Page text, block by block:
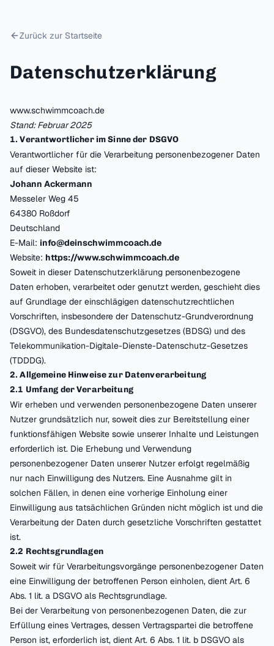
Zurück zur Startseite
Datenschutzerklärung
www.schwimmcoach.de
Stand: Februar 2025
1. Verantwortlicher im Sinne der DSGVO
Verantwortlicher für die Verarbeitung personenbezogener Daten
auf dieser Website ist:
Johann Ackermann
Messeler Weg 45
64380 Roßdorf
Deutschland
E-Mail: info@deinschwimmcoach.de
Website: https://www.schwimmcoach.de
Soweit in dieser Datenschutzerklärung personenbezogene
Daten erhoben, verarbeitet oder genutzt werden, geschieht dies
auf Grundlage der einschlägigen datenschutzrechtlichen
Vorschriften, insbesondere der Datenschutz-Grundverordnung
(DSGVO), des Bundesdatenschutzgesetzes (BDSG) und des
Telekommunikation-Digitale-Dienste-Datenschutz-Gesetzes
(TDDDG).
2. Allgemeine Hinweise zur Datenverarbeitung
2.1 Umfang der Verarbeitung
Wir erheben und verwenden personenbezogene Daten unserer
Nutzer grundsätzlich nur, soweit dies zur Bereitstellung einer
funktionsfähigen Website sowie unserer Inhalte und Leistungen
erforderlich ist. Die Erhebung und Verwendung
personenbezogener Daten unserer Nutzer erfolgt regelmäßig
nur nach Einwilligung des Nutzers. Eine Ausnahme gilt in
solchen Fällen, in denen eine vorherige Einholung einer
Einwilligung aus tatsächlichen Gründen nicht möglich ist und die
Verarbeitung der Daten durch gesetzliche Vorschriften gestattet
ist.
2.2 Rechtsgrundlagen
Soweit wir für Verarbeitungsvorgänge personenbezogener Daten
eine Einwilligung der betroffenen Person einholen, dient Art. 6
Abs. 1 lit. a DSGVO als Rechtsgrundlage.
Bei der Verarbeitung von personenbezogenen Daten, die zur
Erfüllung eines Vertrages, dessen Vertragspartei die betroffene
Person ist, erforderlich ist, dient Art. 6 Abs. 1 lit. b DSGVO als